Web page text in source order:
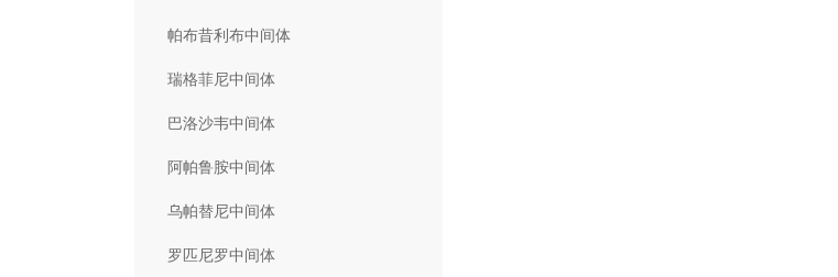
帕布昔利布中间体
瑞格菲尼中间体
巴洛沙韦中间体
阿帕鲁胺中间体
乌帕替尼中间体
罗匹尼罗中间体